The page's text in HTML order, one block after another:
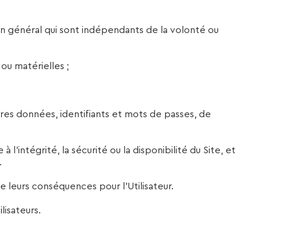
général qui sont indépendants de la volonté ou
matérielles ;
données, identifiants et mots de passes, de
l’intégrité, la sécurité ou la disponibilité du Site, et
leurs conséquences pour l’Utilisateur.